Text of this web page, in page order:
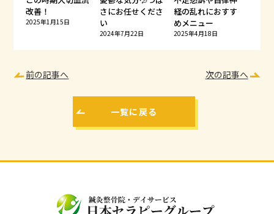
改善！
2025年1月15日
さにお任せくださ
い
2024年7月22日
経の乱れにおすす
めメニュー
2025年4月18日
前の記事へ 次の記事へ
一覧に戻る